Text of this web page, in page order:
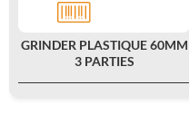
GRINDER PLASTIQUE 60MM
3 PARTIES